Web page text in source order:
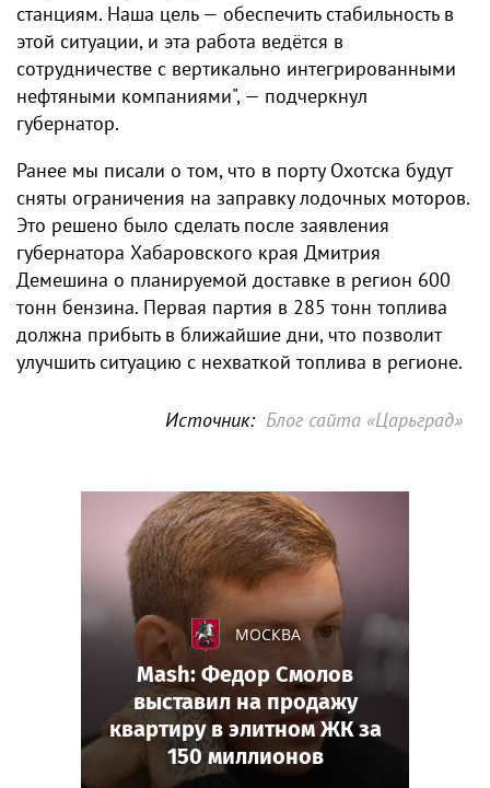
станциям. Наша цель — обеспечить стабильность в
этой ситуации, и эта работа ведётся в
сотрудничестве с вертикально интегрированными
нефтяными компаниями", — подчеркнул
губернатор.
Ранее мы писали о том, что в порту Охотска будут
сняты ограничения на заправку лодочных моторов.
Это решено было сделать после заявления
губернатора Хабаровского края Дмитрия
Демешина о планируемой доставке в регион 600
тонн бензина. Первая партия в 285 тонн топлива
должна прибыть в ближайшие дни, что позволит
улучшить ситуацию с нехваткой топлива в регионе.
Источник: Блог сайта «Царьград»
МОСКВА
Mash: Федор Смолов
выставил на продажу
квартиру в элитном ЖК за
150 миллионов